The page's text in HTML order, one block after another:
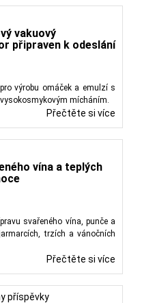
vakuový
připraven k odeslání
výrobu omáček a emulzí s
mícháním.
Přečtěte si více
vína a teplých
svařeného vína, punče a
trzích a vánočních
Přečtěte si více
příspěvky